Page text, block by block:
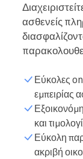
ασθενείς
Εύκολες
εμπειρίας
και
Εύκολη
ακριβή